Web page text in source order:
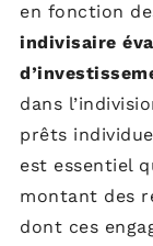
en fonction
indivisaire
dans
prêts
est essentiel
montant des
dont ces